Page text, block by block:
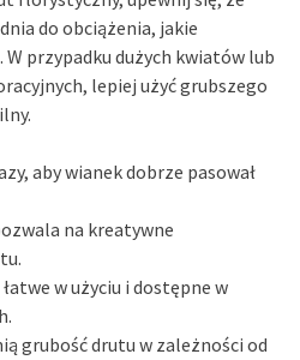
do obciążenia, jakie
W przypadku dużych kwiatów lub
lepiej użyć grubszego
aby wianek dobrze pasował
na kreatywne
w użyciu i dostępne w
grubość drutu w zależności od